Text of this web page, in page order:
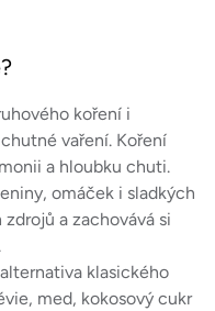
koření i
vaření. Koření
a hloubku chuti.
omáček i sladkých
a zachovává si
klasického
med, kokosový cukr